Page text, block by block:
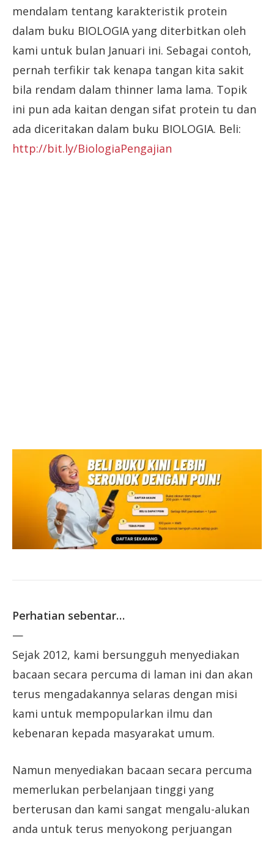
mendalam tentang karakteristik protein
dalam buku BIOLOGIA yang diterbitkan oleh
kami untuk bulan Januari ini. Sebagai contoh,
pernah terfikir tak kenapa tangan kita sakit
bila rendam dalam thinner lama lama. Topik
ini pun ada kaitan dengan sifat protein tu dan
ada diceritakan dalam buku BIOLOGIA. Beli:
http://bit.ly/BiologiaPengajian
Perhatian sebentar…
—
Sejak 2012, kami bersungguh menyediakan
bacaan secara percuma di laman ini dan akan
terus mengadakannya selaras dengan misi
kami untuk mempopularkan ilmu dan
kebenaran kepada masyarakat umum.
Namun menyediakan bacaan secara percuma
memerlukan perbelanjaan tinggi yang
berterusan dan kami sangat mengalu-alukan
anda untuk terus menyokong perjuangan